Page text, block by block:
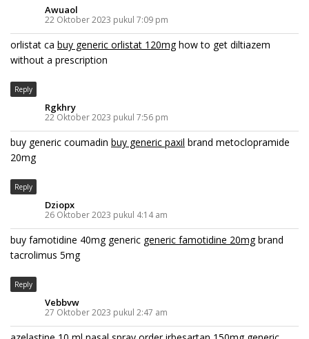
Awuaol
22 Oktober 2023 pukul 7:09 pm
orlistat ca buy generic orlistat 120mghow to get diltiazem
without a prescription
Reply
Rgkhry
22 Oktober 2023 pukul 7:56 pm
buy generic coumadin buy generic paxil brand metoclopramide
20mg
Reply
Dziopx
26 Oktober 2023 pukul 4:14 am
buy famotidine 40mg generic generic famotidine 20mgbrand
tacrolimus 5mg
Reply
Vebbvw
27 Oktober 2023 pukul 2:47 am